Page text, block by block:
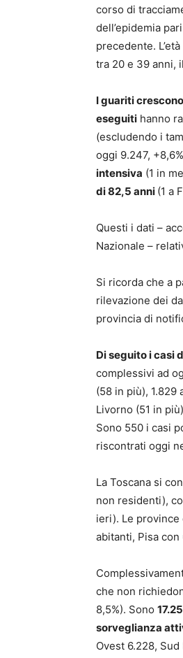
corso di
dell’epidemia
precedente.
tra 20 e 39 anni,
I guariti crescono
eseguiti hanno
(escludendo i
oggi 9.247,
intensiva (1 in
di 82,5 anni (1 a
Questi i dati –
Nazionale –
Si ricorda che a
rilevazione dei
provincia di
Di seguito i casi
complessivi ad
(58 in più), 1.829
Livorno (51 in
Sono 550 i casi
riscontrati oggi
La Toscana si
non residenti),
ieri). Le province
abitanti, Pisa
che non
8,5%). Sono
sorveglianza
Ovest 6.228, Sud